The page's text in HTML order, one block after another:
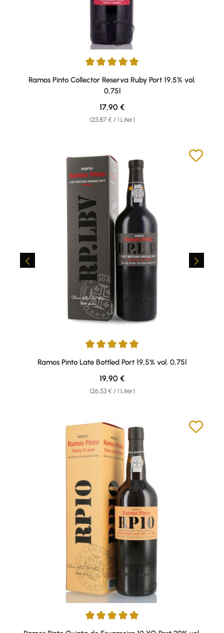
Durchschnittliche Bewertung von 5 von 5 Sternen
Ramos Pinto Collector Reserva Ruby Port 19,5% vol.
0,75l
(23,87 € / 1 Liter)
Regulärer Preis:
17,90 €
Durchschnittliche Bewertung von 4.88 von 5 Sternen
Ramos Pinto Late Bottled Port 19,5% vol. 0,75l
(26,53 € / 1 Liter)
Regulärer Preis:
19,90 €
Durchschnittliche Bewertung von 5 von 5 Sternen